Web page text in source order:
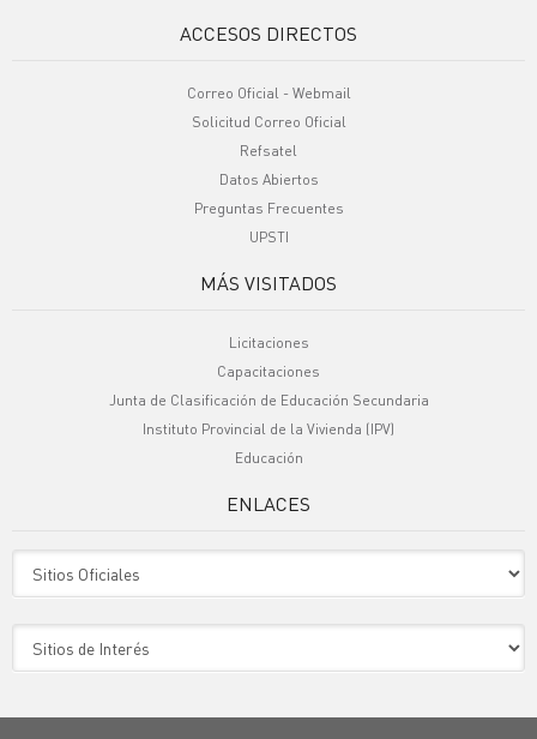
ACCESOS DIRECTOS
Correo Oficial - Webmail
Solicitud Correo Oficial
Refsatel
Datos Abiertos
Preguntas Frecuentes
UPSTI
MÁS VISITADOS
Licitaciones
Capacitaciones
Junta de Clasificación de Educación Secundaria
Instituto Provincial de la Vivienda (IPV)
Educación
ENLACES